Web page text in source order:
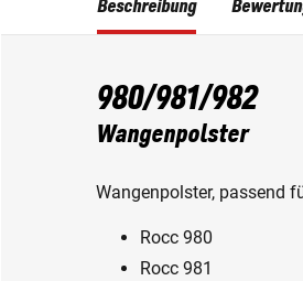
Beschreibung
980/981/982
Wangenpolster
Wangenpolster, passend
Rocc 980
Rocc 981